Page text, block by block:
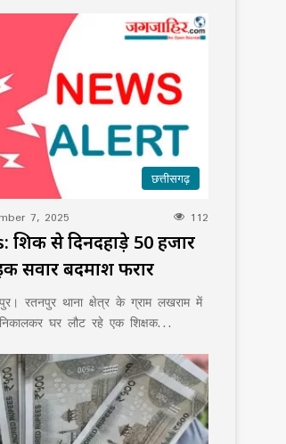
छत्तीसगढ़
7, 2025 112
से दिनदहाड़े 50 हजार
सवार बदमाश फरार
रतनपुर थाना क्षेत्र के ग्राम लखराम में
घर लौट रहे एक शिक्षक…